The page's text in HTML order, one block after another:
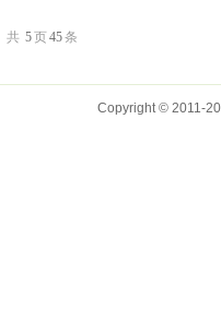
共 5页45条
Copyright © 2011-